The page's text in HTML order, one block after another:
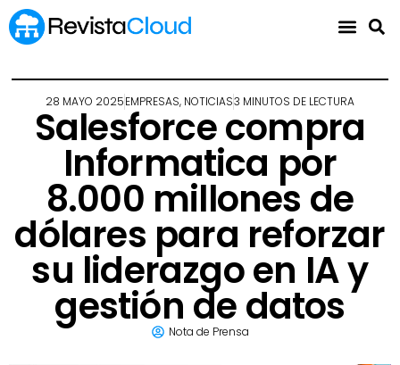
28 MAYO 2025EMPRESAS, NOTICIAS3 MINUTOS DE LECTURA
Salesforce compra
Informatica por
8.000 millones de
dólares para reforzar
su liderazgo en IA y
gestión de datos
Nota de Prensa